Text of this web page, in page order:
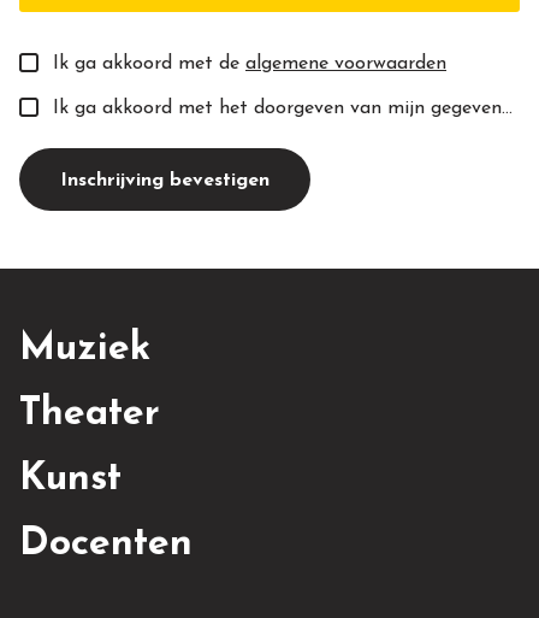
Ik ga akkoord met de algemene voorwaarden
Ik ga akkoord met het doorgeven van mijn gegevens aan de toekomstige docent(e).
Inschrijving bevestigen
Muziek
Theater
Kunst
Docenten